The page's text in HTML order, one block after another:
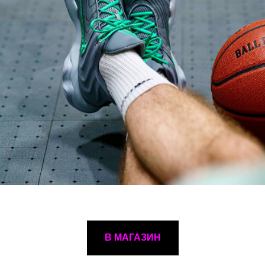
В МАГАЗИН